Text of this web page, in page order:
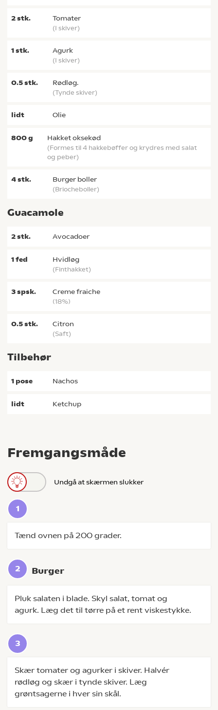
Fremgangsmåde
Undgå at skærmen slukker
Tænd ovnen på 200 grader.
Burger
Pluk salaten i blade. Skyl salat, tomat og
agurk. Læg det til tørre på et rent viskestykke.
Skær tomater og agurker i skiver. Halvér
rødløg og skær i tynde skiver. Læg
grøntsagerne i hver sin skål.
2stk. tomater
(i skiver)
1stk. agurk
(i skiver)
0.5stk. rødløg.
(tynde skiver)
lidt olie
800g hakket oksekød
(formes til 4 hakkebøffer og krydres med salat
og peber)
4stk. Burger boller
(briocheboller)
Guacamole
2stk. avocadoer
1fed hvidløg
(finthakket)
3spsk. creme fraiche
(18%)
0.5stk. citron
(saft)
Tilbehør
1 pose Nachos
lidt ketchup